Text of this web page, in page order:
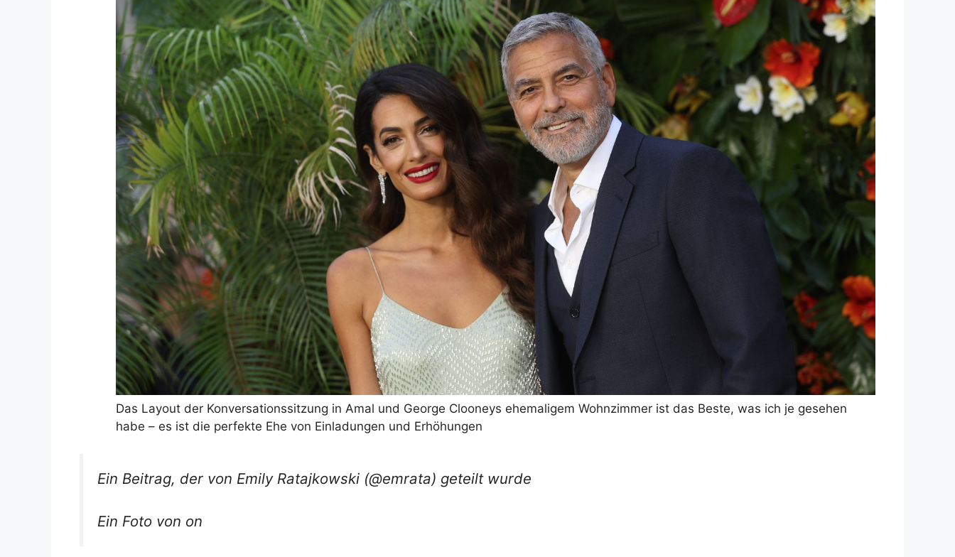
Das Layout der Konversationssitzung in Amal und George Clooneys ehemaligem Wohnzimmer ist das Beste, was ich je gesehen
habe – es ist die perfekte Ehe von Einladungen und Erhöhungen
Ein Beitrag, der von Emily Ratajkowski (@emrata) geteilt wurde
Ein Foto von on